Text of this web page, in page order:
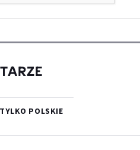
TYLKO POLSKIE